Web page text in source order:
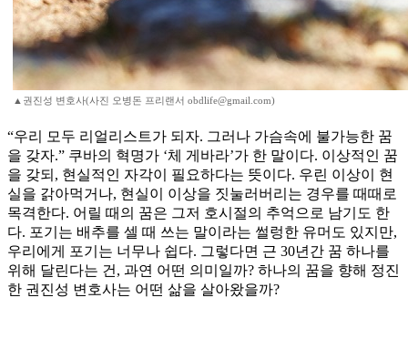
▲권진성 변호사(사진 오병돈 프리랜서 obdlife@gmail.com)
“우리 모두 리얼리스트가 되자. 그러나 가슴속에 불가능한 꿈
을 갖자.” 쿠바의 혁명가 ‘체 게바라’가 한 말이다. 이상적인 꿈
을 갖되, 현실적인 자각이 필요하다는 뜻이다. 우린 이상이 현
실을 갉아먹거나, 현실이 이상을 짓눌러버리는 경우를 때때로
목격한다. 어릴 때의 꿈은 그저 호시절의 추억으로 남기도 한
다. 포기는 배추를 셀 때 쓰는 말이라는 썰렁한 유머도 있지만,
우리에게 포기는 너무나 쉽다. 그렇다면 근 30년간 꿈 하나를
위해 달린다는 건, 과연 어떤 의미일까? 하나의 꿈을 향해 정진
한 권진성 변호사는 어떤 삶을 살아왔을까?